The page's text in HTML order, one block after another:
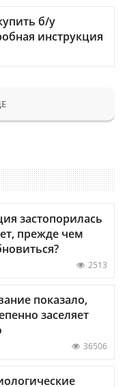
б/у
инструкция
застопорилась
прежде чем
2513
показало,
заселяет
36506